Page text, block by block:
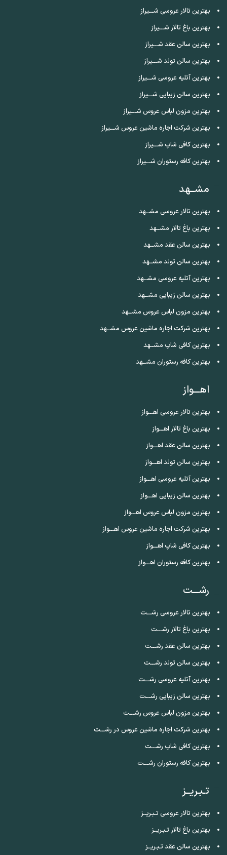
بهترین تالار عروسی شـــیراز
بهترین باغ تالار شـــیراز
بهترین سالن عقد شـــیراز
بهترین سالن تولد شـــیراز
بهترین آتلیه عروسی شـــیراز
بهترین سالن زیبایی شـــیراز
بهترین مزون لباس عروس شـــیراز
بهترین شرکت اجاره ماشین عروس شـــیراز
بهترین کافی شاپ شـــیراز
بهترین کافه رستوران شـــیراز
مشــهد
بهترین تالار عروسی مشــهد
بهترین باغ تالار مشــهد
بهترین سالن عقد مشــهد
بهترین سالن تولد مشــهد
بهترین آتلیه عروسی مشــهد
بهترین سالن زیبایی مشــهد
بهترین مزون لباس عروس مشــهد
بهترین شرکت اجاره ماشین عروس مشــهد
بهترین کافی شاپ مشــهد
بهترین کافه رستوران مشــهد
اهـــواز
بهترین تالار عروسی اهـــواز
بهترین باغ تالار اهـــواز
بهترین سالن عقد اهـــواز
بهترین سالن تولد اهـــواز
بهترین آتلیه عروسی اهـــواز
بهترین سالن زیبایی اهـــواز
بهترین مزون لباس عروس اهـــواز
بهترین شرکت اجاره ماشین عروس اهـــواز
بهترین کافی شاپ اهـــواز
بهترین کافه رستوران اهـــواز
رشـــت
بهترین تالار عروسی رشـــت
بهترین باغ تالار رشـــت
بهترین سالن عقد رشـــت
بهترین سالن تولد رشـــت
بهترین آتلیه عروسی رشـــت
بهترین سالن زیبایی رشـــت
بهترین مزون لباس عروس رشـــت
بهترین شرکت اجاره ماشین عروس در رشـــت
بهترین کافی شاپ رشـــت
بهترین کافه رستوران رشـــت
تـبـریــز
بهترین تالار عروسی تـبـریــز
بهترین باغ تالار تـبـریــز
بهترین سالن عقد تـبـریــز